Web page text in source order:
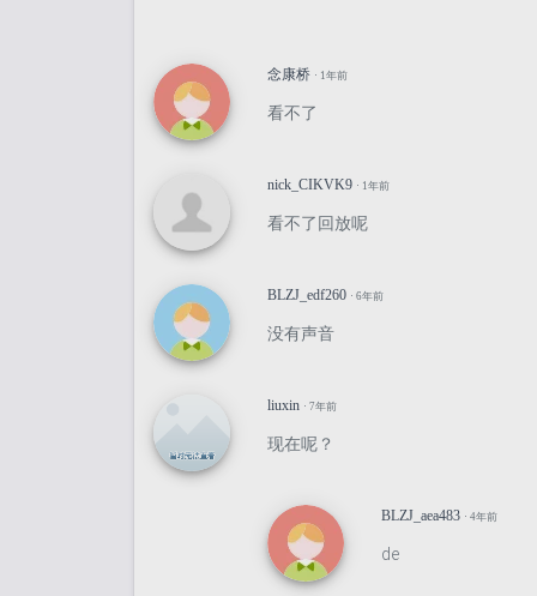
念康桥 · 1年前
看不了
nick_CIKVK9 · 1年前
看不了回放呢
BLZJ_edf260 · 6年前
没有声音
liuxin · 7年前
现在呢？
BLZJ_aea483 · 4年前
de